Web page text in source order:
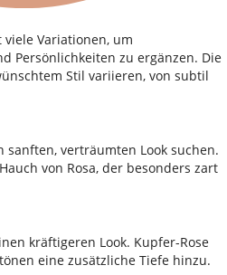
viele Variationen, um
Persönlichkeiten zu ergänzen. Die
Stil variieren, von subtil
verträumten Look suchen.
von Rosa, der besonders zart
kräftigeren Look. Kupfer-Rose
eine zusätzliche Tiefe hinzu.